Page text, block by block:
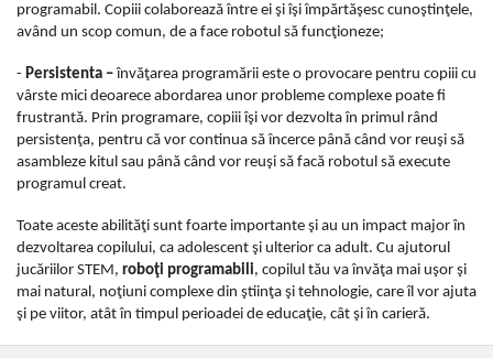
programabil. Copiii colaborează între ei şi îşi împărtăşesc cunoştinţele,
având un scop comun, de a face robotul să funcţioneze;
- Persistenta –învăţarea programării este o provocare pentru copiii cu
vârste mici deoarece abordarea unor probleme complexe poate fi
frustrantă. Prin programare, copiii îşi vor dezvolta în primul rând
persistenţa, pentru că vor continua să încerce până când vor reuşi să
asambleze kitul sau până când vor reuşi să facă robotul să execute
programul creat.
Toate aceste abilităţi sunt foarte importante şi au un impact major în
dezvoltarea copilului, ca adolescent şi ulterior ca adult. Cu ajutorul
jucăriilor STEM, roboţi programabili, copilul tău va învăţa mai uşor şi
mai natural, noţiuni complexe din ştiinţa şi tehnologie, care îl vor ajuta
şi pe viitor, atât în timpul perioadei de educaţie, cât şi în carieră.